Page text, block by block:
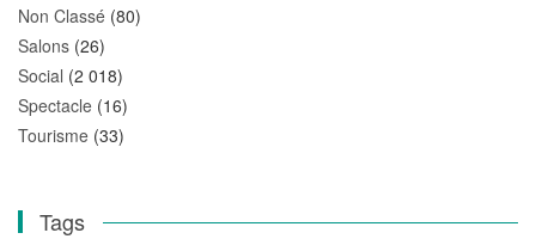
Non Classé (80)
Salons (26)
Social (2 018)
Spectacle (16)
Tourisme (33)
Tags